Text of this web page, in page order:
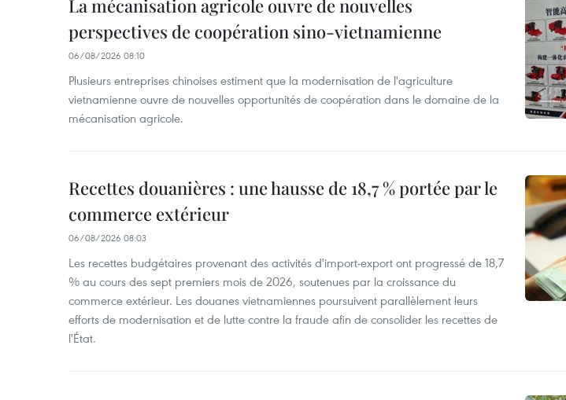
La mécanisation agricole ouvre de nouvelles
perspectives de coopération sino-vietnamienne
06/08/2026 08:10
Plusieurs entreprises chinoises estiment que la modernisation de l'agriculture
vietnamienne ouvre de nouvelles opportunités de coopération dans le domaine de la
mécanisation agricole.
Recettes douanières : une hausse de 18,7 % portée par le
commerce extérieur
06/08/2026 08:03
Les recettes budgétaires provenant des activités d'import-export ont progressé de 18,7
% au cours des sept premiers mois de 2026, soutenues par la croissance du
commerce extérieur. Les douanes vietnamiennes poursuivent parallèlement leurs
efforts de modernisation et de lutte contre la fraude afin de consolider les recettes de
l'État.